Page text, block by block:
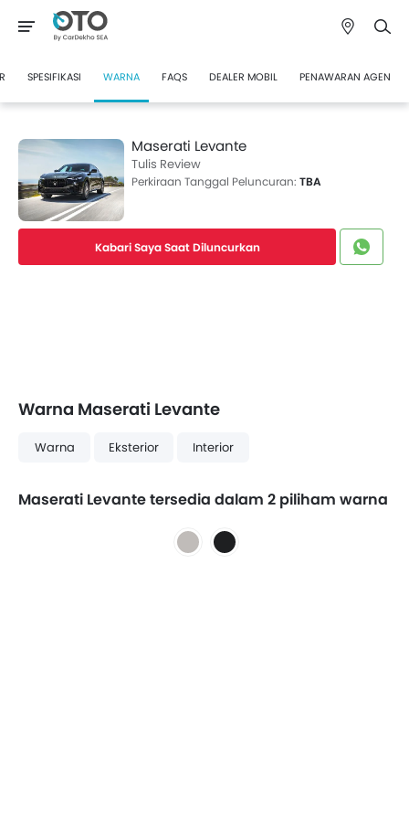
SPESIFIKASI WARNA FAQS DEALER MOBIL PENAWARAN AGEN
Maserati Levante
Tulis Review
Perkiraan Tanggal Peluncuran: TBA
Kabari Saya Saat Diluncurkan
Warna Maserati Levante
Warna Eksterior Interior
Maserati Levante tersedia dalam 2 piliham warna